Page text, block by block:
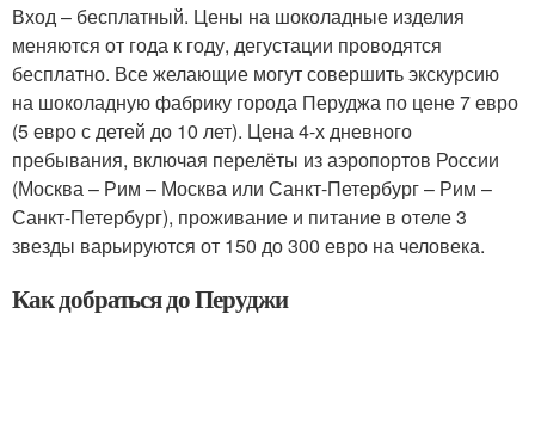
Вход – бесплатный. Цены на шоколадные изделия
меняются от года к году, дегустации проводятся
бесплатно. Все желающие могут совершить экскурсию
на шоколадную фабрику города Перуджа по цене 7 евро
(5 евро с детей до 10 лет). Цена 4-х дневного
пребывания, включая перелёты из аэропортов России
(Москва – Рим – Москва или Санкт-Петербург – Рим –
Санкт-Петербург), проживание и питание в отеле 3
звезды варьируются от 150 до 300 евро на человека.
Как добраться до Перуджи